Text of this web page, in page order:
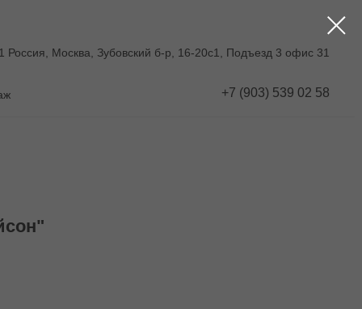
Россия, Москва, Зубовский б-р, 16-20с1, Подъезд 3 офис 31
+7 (903) 539 02 58